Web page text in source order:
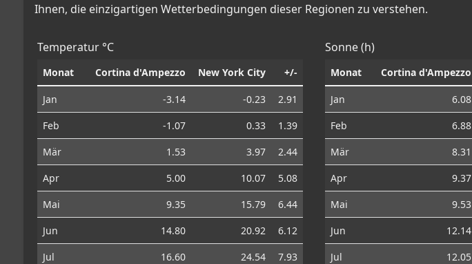
Ihnen, die einzigartigen Wetterbedingungen dieser Regionen zu verstehen.
Temperatur °C
Monat Cortina d'Ampezzo New York City +/-
Jan -3.14 -0.23
2.91
Feb
-1.07 0.33
1.39
Mär
1.53 3.97
2.44
Apr
5.00 10.07
5.08
Mai
9.35 15.79
6.44
Jun
14.80 20.92
6.12
Jul
16.60 24.54
7.93
Sonne (h)
Monat Cortina d'Ampezzo
Jan 6.08
Feb
6.88
Mär
8.31
Apr
9.37
Mai
9.53
Jun
12.14
Jul
12.05